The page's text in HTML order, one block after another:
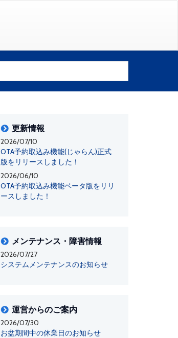
更新情報
2026/07/10
OTA予約取込み機能(じゃらん)正式
版をリリースしました！
2026/06/10
OTA予約取込み機能ベータ版をリリ
ースしました！
メンテナンス・障害情報
2026/07/27
システムメンテナンスのお知らせ
運営からのご案内
2026/07/30
お盆期間中の休業日のお知らせ